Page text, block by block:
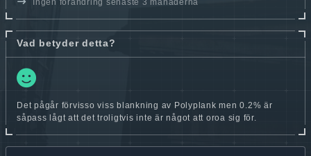
Vad betyder detta?
Det pågår förvisso viss blankning av Polyplank men 0.2% är
såpass lågt att det troligtvis inte är något att oroa sig för.